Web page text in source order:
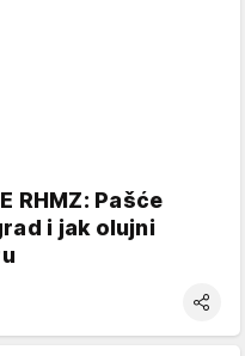
RHMZ: Pašće
i jak olujni